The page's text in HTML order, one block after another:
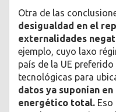
Otra de las
desigualdad en el
externalidades
ejemplo, cuyo laxo
país de la UE
tecnológicas para
datos ya suponían
energético total. Eso